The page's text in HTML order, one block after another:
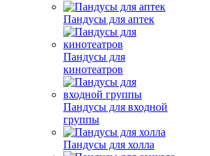
Пандусы для аптек
Пандусы для
кинотеатров
Пандусы для входной
группы
Пандусы для холла